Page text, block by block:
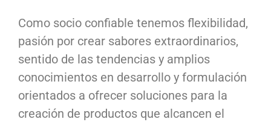
Como socio confiable tenemos flexibilidad,
pasión por crear sabores extraordinarios,
sentido de las tendencias y amplios
conocimientos en desarrollo y formulación
orientados a ofrecer soluciones para la
creación de productos que alcancen el